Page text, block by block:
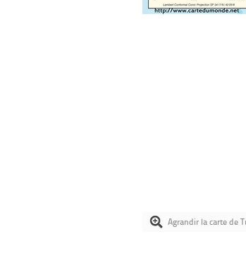
Agrandir la carte de